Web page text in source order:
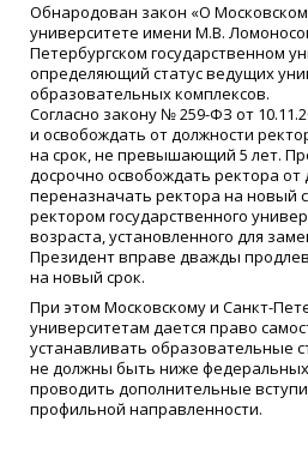
Обнародован закон «О
университете имени М.В.
Петербургском государственном
определяющий статус ведущих
образовательных комплексов.
Согласно закону № 259-ФЗ от
и освобождать от должности
на срок, не превышающий 5 лет.
досрочно освобождать ректора от
переназначать ректора на новый
ректором государственного
возраста, установленного для
Президент вправе дважды
на новый срок.
При этом Московскому и Санкт-
университетам дается право
устанавливать образовательные
не должны быть ниже
проводить дополнительные
профильной направленности.